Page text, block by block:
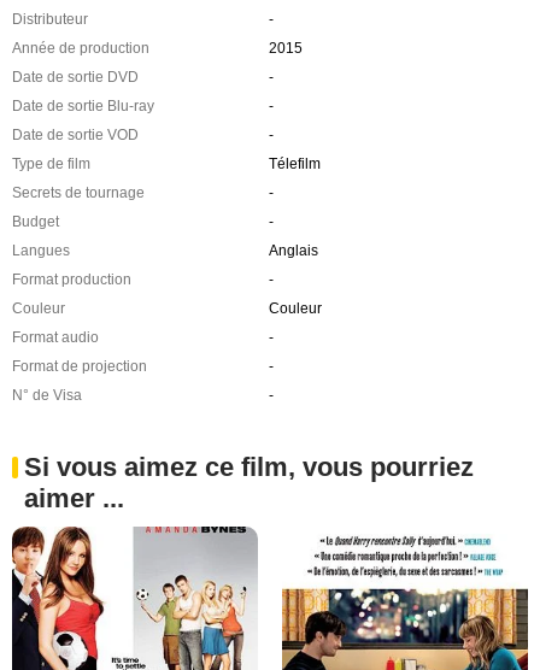
Distributeur
-
Année de production
2015
Date de sortie DVD
-
Date de sortie Blu-ray
-
Date de sortie VOD
-
Type de film
Télefilm
Secrets de tournage
-
Budget
-
Langues
Anglais
Format production
-
Couleur
Couleur
Format audio
-
Format de projection
-
N° de Visa
-
Si vous aimez ce film, vous pourriez
aimer ...